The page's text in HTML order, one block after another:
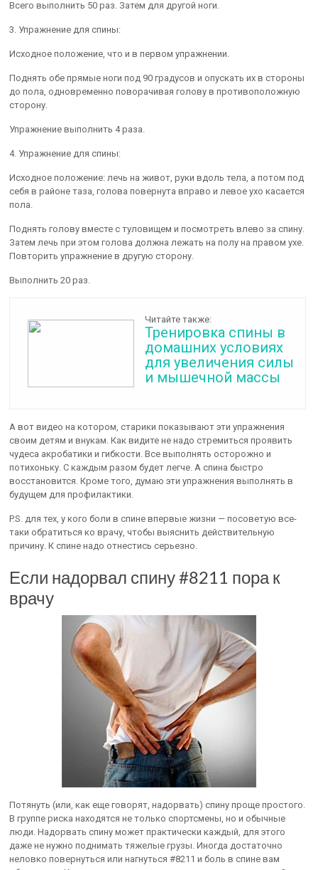
Всего выполнить 50 раз. Затем для другой ноги.
3. Упражнение для спины:
Исходное положение, что и в первом упражнении.
Поднять обе прямые ноги под 90 градусов и опускать их в стороны
до пола, одновременно поворачивая голову в противоположную
сторону.
Упражнение выполнить 4 раза.
4. Упражнение для спины:
Исходное положение: лечь на живот, руки вдоль тела, а потом под
себя в районе таза, голова повернута вправо и левое ухо касается
пола.
Поднять голову вместе с туловищем и посмотреть влево за спину.
Затем лечь при этом голова должна лежать на полу на правом ухе.
Повторить упражнение в другую сторону.
Выполнить 20 раз.
Читайте также:
Тренировка спины в
домашних условиях
для увеличения силы
и мышечной массы
А вот видео на котором, старики показывают эти упражнения
своим детям и внукам. Как видите не надо стремиться проявить
чудеса акробатики и гибкости. Все выполнять осторожно и
потихоньку. С каждым разом будет легче. А спина быстро
восстановится. Кроме того, думаю эти упражнения выполнять в
будущем для профилактики.
P.S. для тех, у кого боли в спине впервые жизни — посоветую все-
таки обратиться ко врачу, чтобы выяснить действительную
причину. К спине надо отнестись серьезно.
Если надорвал спину #8211 пора к
врачу
Потянуть (или, как еще говорят, надорвать) спину проще простого.
В группе риска находятся не только спортсмены, но и обычные
люди. Надорвать спину может практически каждый, для этого
даже не нужно поднимать тяжелые грузы. Иногда достаточно
неловко повернуться или нагнуться #8211 и боль в спине вам